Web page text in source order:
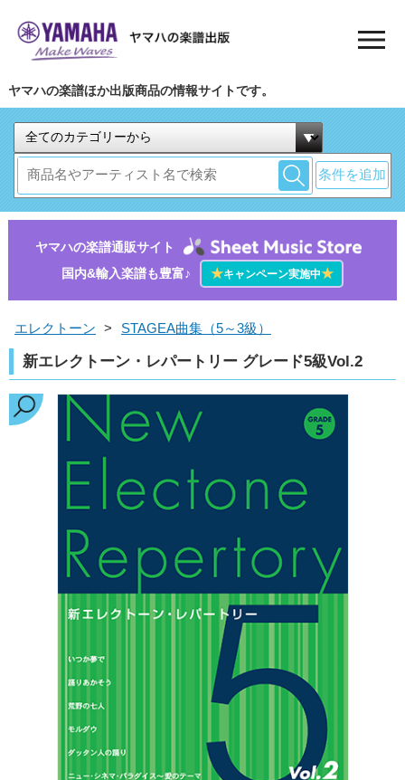
ヤマハの楽譜ほか出版商品の情報サイトです。
条件を追加
ヤマハの楽譜通販サイト
国内&輸入楽譜も豊富♪
★キャンペーン実施中★
エレクトーン > STAGEA曲集（5～3級）
新エレクトーン・レパートリー グレード5級Vol.2